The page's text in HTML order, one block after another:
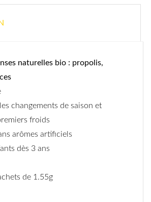
naturelles bio : propolis,
changements de saison et
froids
arômes artificiels
dès 3 ans
de 1.55g